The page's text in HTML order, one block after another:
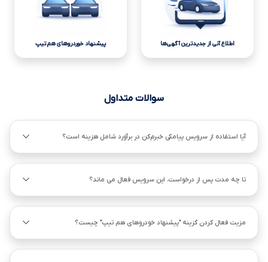
اطلاع آنی از جدیدترین آگهی‌ها پیشنهاد خوردروهای هم تیپ
سوالات متداول
آیا استفاده از سرویس پیامکی خبرم‌کن در برآورد شامل هزینه است؟
تا چه مدت پس از درخواست، این سرویس فعال می ماند؟
مزیت فعال کردن گزینه "پیشنهاد خودروهای هم ‌تیپ" چیست؟